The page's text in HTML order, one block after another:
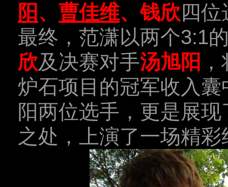
阳 、 曹佳维、钱欣四
最终，范潇以两个3:1
欣及决赛对手汤旭阳
炉石项目的冠军收入
阳两位选手，更是展
之处，上演了一场精